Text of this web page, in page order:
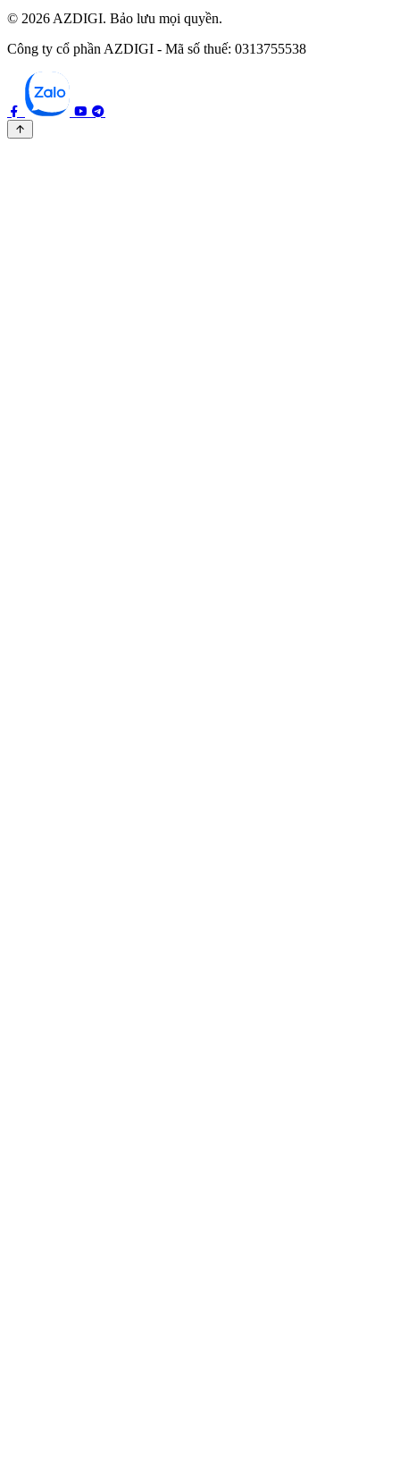
© 2026 AZDIGI. Bảo lưu mọi quyền.
Công ty cổ phần AZDIGI - Mã số thuế: 0313755538